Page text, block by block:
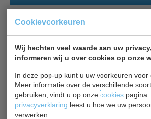
Cookievoorkeuren
Wij hechten veel waarde aan uw
informeren wij u over cookies op onze
In deze pop-up kunt u uw voorkeuren voor
Meer informatie over de verschillende
gebruiken, vindt u op onzecookiespagina.
privacyverklaring leest u hoe we uw
verwerken.
Wielenset van 6 wielen geschikt voor de
EcoFrost.